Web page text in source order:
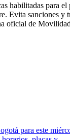
habilitadas para el
Evita sanciones y
oficial de